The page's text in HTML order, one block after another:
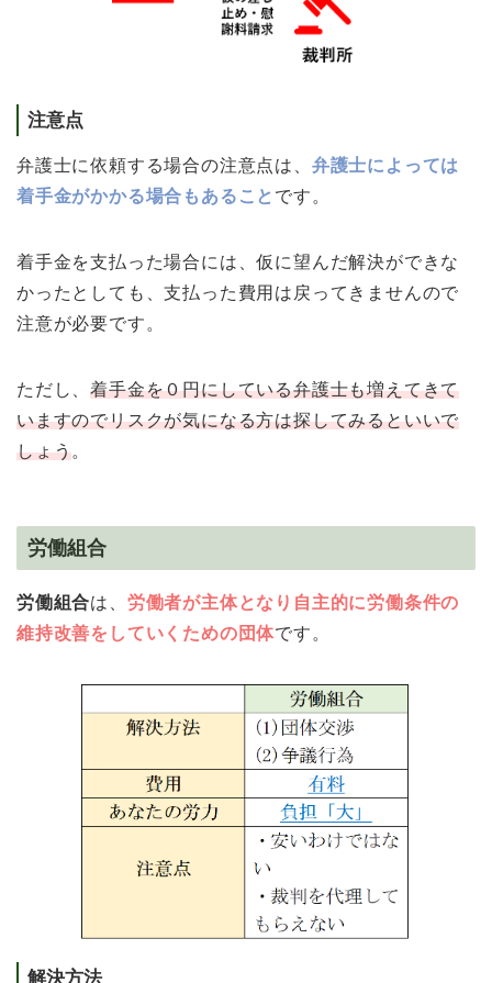
注意点
弁護士に依頼する場合の注意点は、 弁護士によっては
着手金がかかる場合もあること です。
着手金を支払った場合には、仮に望んだ解決ができな
かったとしても、支払った費用は戻ってきませんので
注意が必要です。
ただし、着手金を０円にしている弁護士も増えてきて
いますのでリスクが気になる方は探してみるといいで
しょう。
労働組合
労働組合は、 労働者が主体となり自主的に労働条件の
維持改善をしていくための団体です。
解決方法